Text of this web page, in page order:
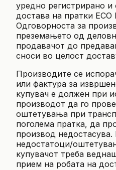
уредно регистрирано
достава на пратки ECO
Одговорноста за
преземањето од
продавачот до
сноси во целост
Производите се
или фактура за
купувач е должен при
производот да го
оштетувања при
поголема пратка, да
производ недостасува.
недостатоци/
купувачот треба
прием на робата на